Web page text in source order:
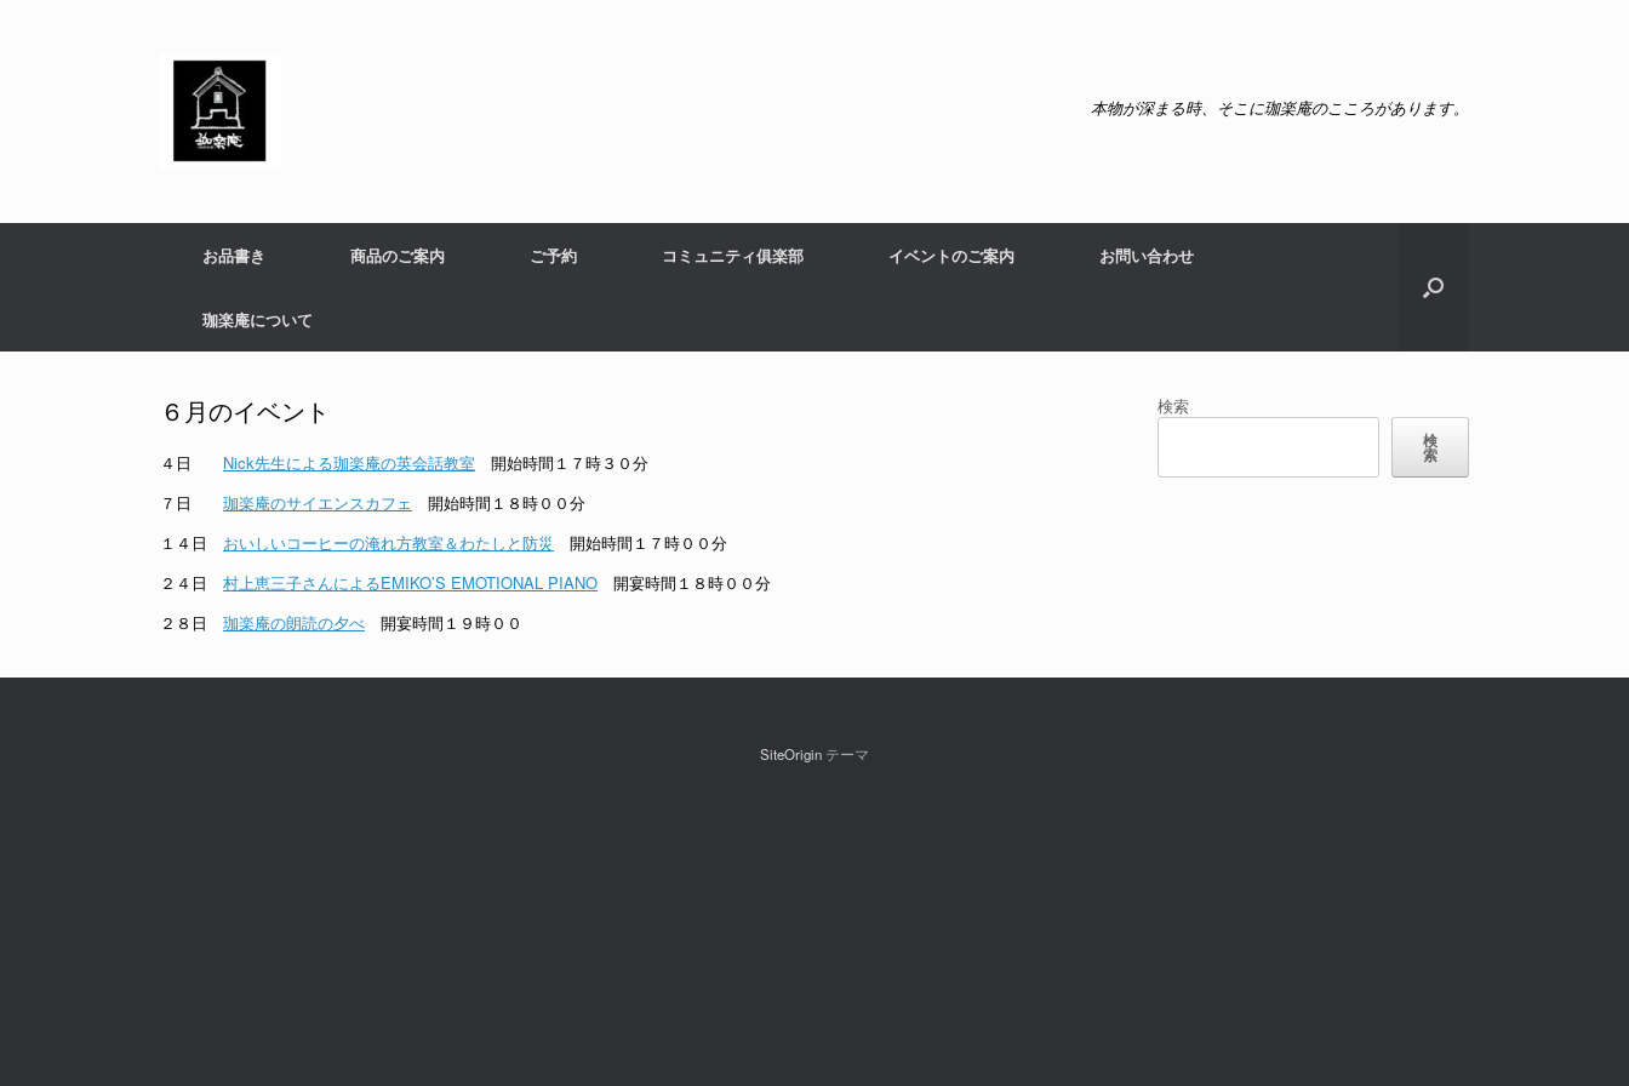
プ
本物が深まる時、そこに珈楽庵のこころがあります。
お品書き 商品のご案内 ご予約 コミュニティ俱楽部 イベントのご案内 お問い合わせ
珈楽庵について
６月のイベント
４日 Nick先生による珈楽庵の英会話教室 開始時間１７時３０分
７日 珈楽庵のサイエンスカフェ
開始時間１８時００分
１４日 おいしいコーヒーの淹れ方教室＆わたしと防災
開始時間１７時００分
２４日 村上恵三子さんによるEMIKO’S EMOTIONAL PIANO 開宴時間１８時００分
２８日 珈楽庵の朗読の夕べ 開宴時間１９時００
検索
検
索
SiteOrigin テーマ